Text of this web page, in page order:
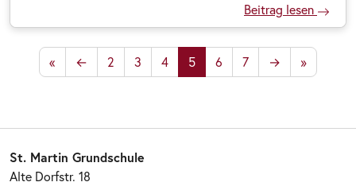
Beitrag lesen
« ← 2 3 4 5 6 7 → »
St. Martin Grundschule
Alte Dorfstr. 18